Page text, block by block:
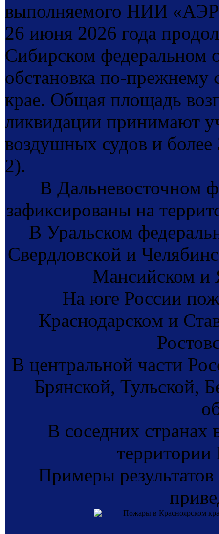
выполняемого НИИ
26 июня 2026 года
Сибирском федеральном
обстановка по-прежнему
крае. Общая площадь
ликвидации принимают
воздушных судов и
2).
В Дальневосточном
зафиксированы на
В Уральском
Свердловской и
Мансийском и
На юге России
Краснодарском и
В центральной части
Брянской, Тульской,
В соседних странах
Примеры